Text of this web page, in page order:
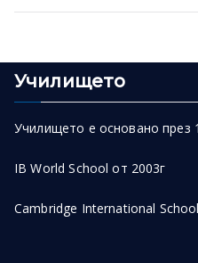
Училището
Училището е основано през
IB World School от 2003г
Cambridge International